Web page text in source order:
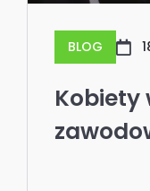
BLOG
Kobiety